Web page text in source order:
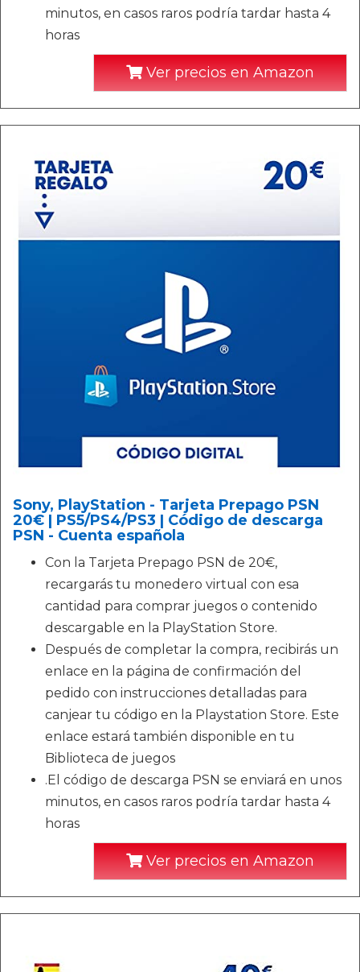
minutos, en casos raros podría tardar hasta 4
horas
Ver precios en Amazon
Sony, PlayStation - Tarjeta Prepago PSN
20€ | PS5/PS4/PS3 | Código de descarga
PSN - Cuenta española
Con la Tarjeta Prepago PSN de 20€,
recargarás tu monedero virtual con esa
cantidad para comprar juegos o contenido
descargable en la PlayStation Store.
Después de completar la compra, recibirás un
enlace en la página de confirmación del
pedido con instrucciones detalladas para
canjear tu código en la Playstation Store. Este
enlace estará también disponible en tu
Biblioteca de juegos
.El código de descarga PSN se enviará en unos
minutos, en casos raros podría tardar hasta 4
horas
Ver precios en Amazon